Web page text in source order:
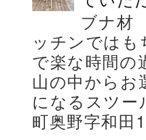
ブナ材
ッチンでは
で楽な時間の
山の中から
になるスツー
町奥野字和